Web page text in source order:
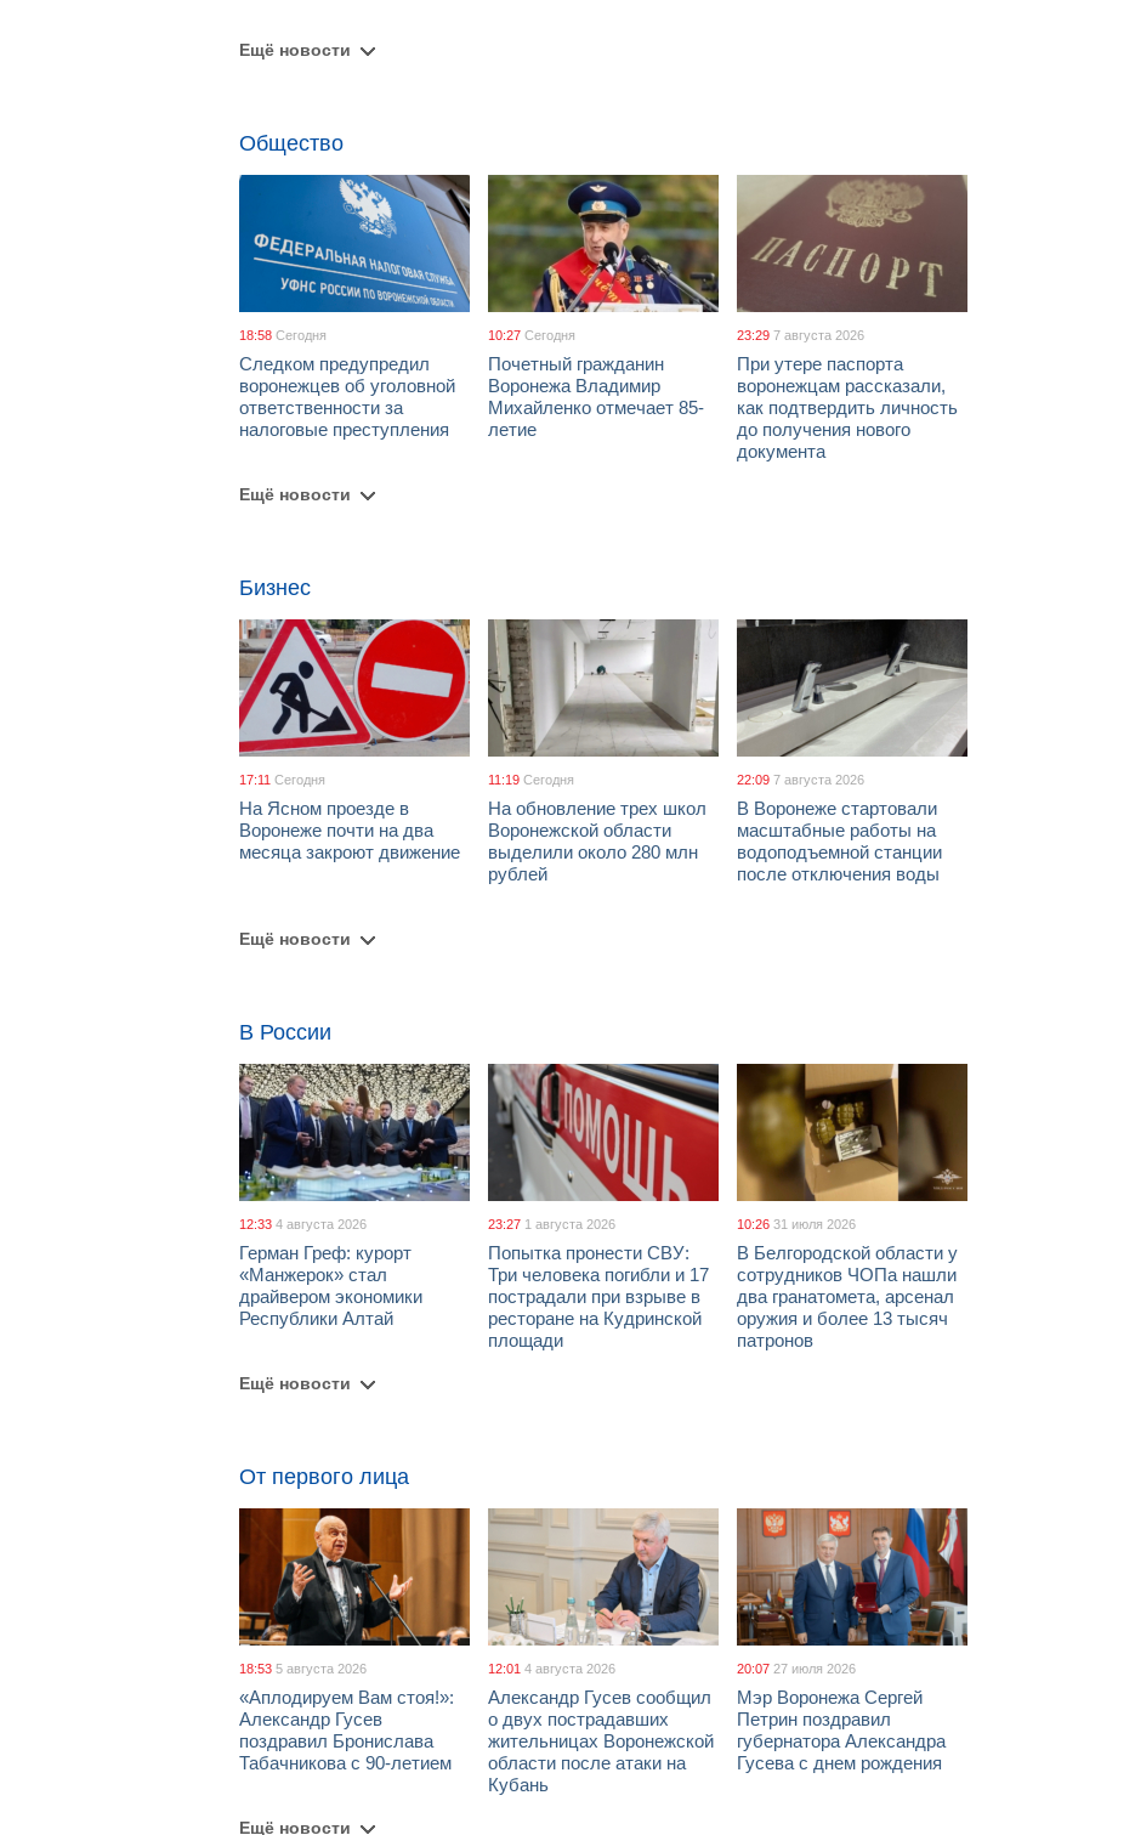
Ещё новости
Общество
18:58 Сегодня
Следком предупредил
воронежцев об уголовной
ответственности за
налоговые преступления
10:27 Сегодня
Почетный гражданин
Воронежа Владимир
Михайленко отмечает 85-
летие
23:29 7 августа 2026
При утере паспорта
воронежцам рассказали,
как подтвердить личность
до получения нового
документа
Ещё новости
Бизнес
17:11 Сегодня
На Ясном проезде в
Воронеже почти на два
месяца закроют движение
11:19 Сегодня
На обновление трех школ
Воронежской области
выделили около 280 млн
рублей
22:09 7 августа 2026
В Воронеже стартовали
масштабные работы на
водоподъемной станции
после отключения воды
Ещё новости
В России
12:33 4 августа 2026
Герман Греф: курорт
«Манжерок» стал
драйвером экономики
Республики Алтай
23:27 1 августа 2026
Попытка пронести СВУ:
Три человека погибли и 17
пострадали при взрыве в
ресторане на Кудринской
площади
10:26 31 июля 2026
В Белгородской области у
сотрудников ЧОПа нашли
два гранатомета, арсенал
оружия и более 13 тысяч
патронов
Ещё новости
От первого лица
18:53 5 августа 2026
«Аплодируем Вам стоя!»:
Александр Гусев
поздравил Бронислава
Табачникова с 90-летием
12:01 4 августа 2026
Александр Гусев сообщил
о двух пострадавших
жительницах Воронежской
области после атаки на
Кубань
20:07 27 июля 2026
Мэр Воронежа Сергей
Петрин поздравил
губернатора Александра
Гусева с днем рождения
Ещё новости